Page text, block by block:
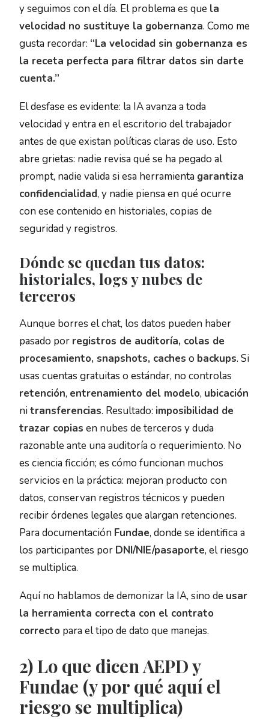
y seguimos con el día. El problema es que la
velocidad no sustituye la gobernanza. Como me
gusta recordar: “La velocidad sin gobernanza es
la receta perfecta para filtrar datos sin darte
cuenta.”
El desfase es evidente: la IA avanza a toda
velocidad y entra en el escritorio del trabajador
antes de que existan políticas claras de uso. Esto
abre grietas: nadie revisa qué se ha pegado al
prompt, nadie valida si esa herramienta garantiza
confidencialidad, y nadie piensa en qué ocurre
con ese contenido en historiales, copias de
seguridad y registros.
Dónde se quedan tus datos:
historiales, logs y nubes de
terceros
Aunque borres el chat, los datos pueden haber
pasado por registros de auditoría, colas de
procesamiento, snapshots, caches o backups. Si
usas cuentas gratuitas o estándar, no controlas
retención, entrenamiento del modelo, ubicación
nitransferencias. Resultado: imposibilidad de
trazar copias en nubes de terceros y duda
razonable ante una auditoría o requerimiento. No
es ciencia ficción; es cómo funcionan muchos
servicios en la práctica: mejoran producto con
datos, conservan registros técnicos y pueden
recibir órdenes legales que alargan retenciones.
Para documentación Fundae, donde se identifica a
los participantes por DNI/NIE/pasaporte, el riesgo
se multiplica.
Aquí no hablamos de demonizar la IA, sino de usar
la herramienta correcta con el contrato
correcto para el tipo de dato que manejas.
2) Lo que dicen AEPD y
Fundae (y por qué aquí el
riesgo se multiplica)